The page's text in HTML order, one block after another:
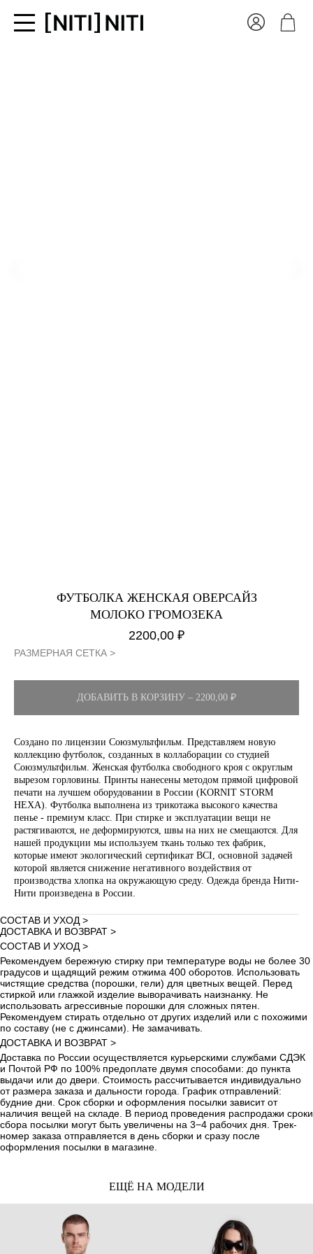
ФУТБОЛКА ЖЕНСКАЯ ОВЕРСАЙЗ
МОЛОКО ГРОМОЗЕКА
2200,00 ₽
РАЗМЕРНАЯ СЕТКА >
ДОБАВИТЬ В КОРЗИНУ – 2200,00 ₽
Создано по лицензии Союзмультфильм. Представляем новую
коллекцию футболок, созданных в коллаборации со студией
Союзмультфильм. Женская футболка свободного кроя с округлым
вырезом горловины. Принты нанесены методом прямой цифровой
печати на лучшем оборудовании в России (KORNIT STORM
HEXA). Футболка выполнена из трикотажа высокого качества
пенье - премиум класс. При стирке и эксплуатации вещи не
растягиваются, не деформируются, швы на них не смещаются. Для
нашей продукции мы используем ткань только тех фабрик,
которые имеют экологический сертификат BCI, основной задачей
которой является снижение негативного воздействия от
производства хлопка на окружающую среду. Одежда бренда Нити-
Нити произведена в России.
СОСТАВ И УХОД >
ДОСТАВКА И ВОЗВРАТ >
СОСТАВ И УХОД >
Рекомендуем бережную стирку при температуре воды не более 30
градусов и щадящий режим отжима 400 оборотов. Использовать
чистящие средства (порошки, гели) для цветных вещей. Перед
стиркой или глажкой изделие выворачивать наизнанку. Не
использовать агрессивные порошки для сложных пятен.
Рекомендуем стирать отдельно от других изделий или с похожими
по составу (не с джинсами). Не замачивать.
ДОСТАВКА И ВОЗВРАТ >
Доставка по России осуществляется курьерскими службами СДЭК
и Почтой РФ по 100% предоплате двумя способами: до пункта
выдачи или до двери. Стоимость рассчитывается индивидуально
от размера заказа и дальности города. График отправлений:
будние дни. Срок сборки и оформления посылки зависит от
наличия вещей на складе. В период проведения распродажи сроки
сбора посылки могут быть увеличены на 3−4 рабочих дня. Трек-
номер заказа отправляется в день сборки и сразу после
оформления посылки в магазине.
ЕЩЁ НА МОДЕЛИ